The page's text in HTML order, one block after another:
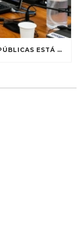
CONECTIVIDADE DAS ESCOLAS PÚBLICAS ESTÁ MUITO AQUÉM DO IDEAL, CONCLUI SUBCOMISSÃO